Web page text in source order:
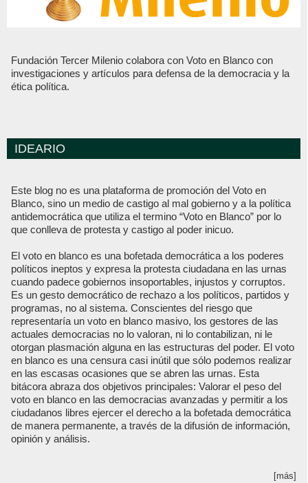
Fundación Tercer Milenio colabora con Voto en Blanco con
investigaciones y artículos para defensa de la democracia y la
ética política.
IDEARIO
Este blog no es una plataforma de promoción del Voto en
Blanco, sino un medio de castigo al mal gobierno y a la política
antidemocrática que utiliza el termino “Voto en Blanco” por lo
que conlleva de protesta y castigo al poder inicuo.
El voto en blanco es una bofetada democrática a los poderes
políticos ineptos y expresa la protesta ciudadana en las urnas
cuando padece gobiernos insoportables, injustos y corruptos.
Es un gesto democrático de rechazo a los políticos, partidos y
programas, no al sistema. Conscientes del riesgo que
representaría un voto en blanco masivo, los gestores de las
actuales democracias no lo valoran, ni lo contabilizan, ni le
otorgan plasmación alguna en las estructuras del poder. El voto
en blanco es una censura casi inútil que sólo podemos realizar
en las escasas ocasiones que se abren las urnas. Esta
bitácora abraza dos objetivos principales: Valorar el peso del
voto en blanco en las democracias avanzadas y permitir a los
ciudadanos libres ejercer el derecho a la bofetada democrática
de manera permanente, a través de la difusión de información,
opinión y análisis.
[más]